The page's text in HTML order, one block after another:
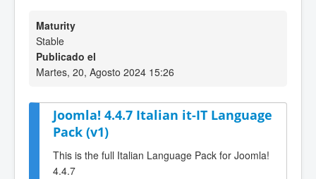
Maturity
Stable
Publicado el
Martes, 20, Agosto 2024 15:26
Joomla! 4.4.7 Italian it-IT Language
Pack (v1)
This is the full Italian Language Pack for Joomla!
4.4.7